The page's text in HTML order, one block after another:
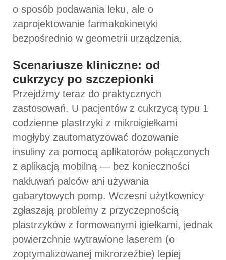
o sposób podawania leku, ale o
zaprojektowanie farmakokinetyki
bezpośrednio w geometrii urządzenia.
Scenariusze kliniczne: od
cukrzycy po szczepionki
Przejdźmy teraz do praktycznych
zastosowań. U pacjentów z cukrzycą typu 1
codzienne plastrzyki z mikroigiełkami
mogłyby zautomatyzować dozowanie
insuliny za pomocą aplikatorów połączonych
z aplikacją mobilną — bez konieczności
nakłuwań palców ani używania
gabarytowych pomp. Wczesni użytkownicy
zgłaszają problemy z przyczepnością
plastrzyków z formowanymi igiełkami, jednak
powierzchnie wytrawione laserem (o
zoptymalizowanej mikrorzeźbie) lepiej